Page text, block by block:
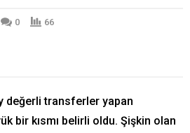
0
66
değerli transferler yapan
bir kısmı belirli oldu. Şişkin olan